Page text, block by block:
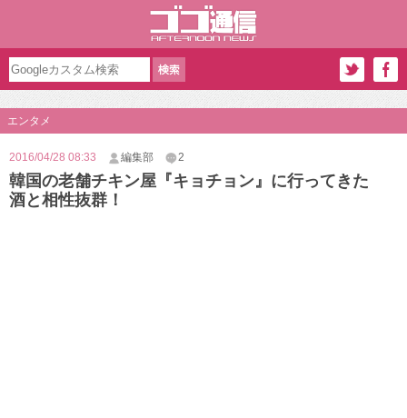
エンタメ
2016/04/28 08:33 編集部 2
韓国の老舗チキン屋『キョチョン』に行ってきた
酒と相性抜群！